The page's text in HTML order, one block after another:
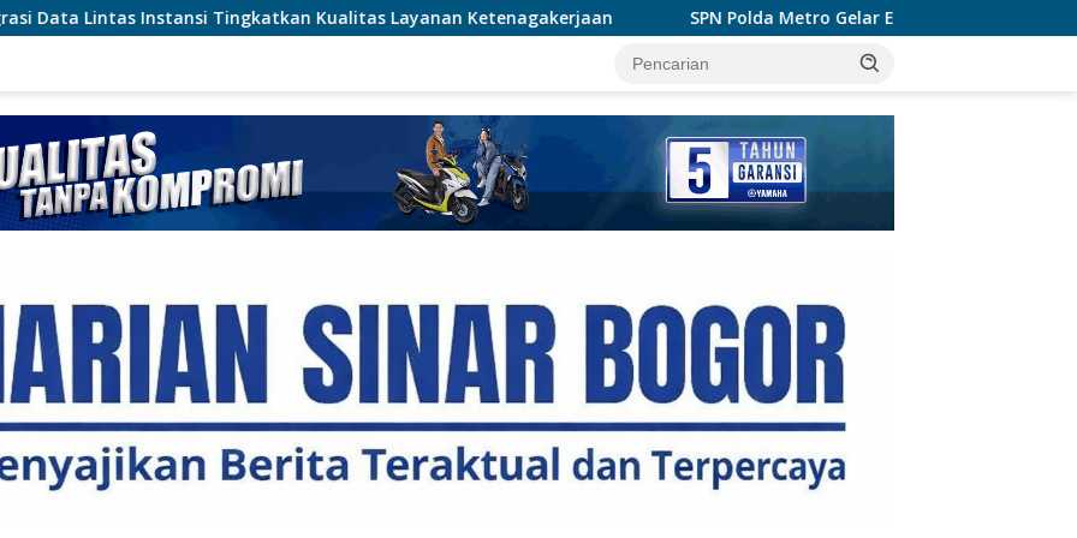
Kualitas Layanan Ketenagakerjaan SPN Polda Metro Gelar Ekspedisi Darat, Bentuk Siswa Polri Presisi dan